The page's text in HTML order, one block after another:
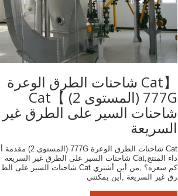
【Cat شاحنات الطرق الوعرة
777G (المستوى 2) 】Cat
شاحنات السير على الطرق غير
السريعة
Cat شاحنات الطرق الوعرة 777G (المستوى 2) مقدمة أ
داء المنتج,Cat شاحنات السير على الطرق غير السريعة
كم سعره؟ ,من أين أشتري Cat شاحنات السير على الط
رق غير السريعة ,أين يمكنني